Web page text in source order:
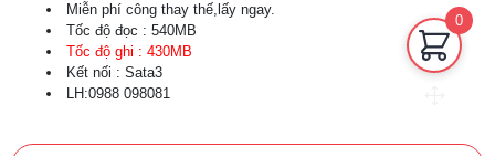
Miễn phí công thay thế,lấy ngay.
Tốc độ đọc : 540MB
Tốc độ ghi : 430MB
Kết nối : Sata3
LH:0988 098081
0